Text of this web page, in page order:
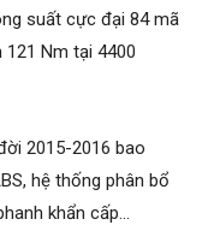
suất cực đại 84 mã
Nm tại 4400
2015-2016 bao
hệ thống phân bổ
khẩn cấp…